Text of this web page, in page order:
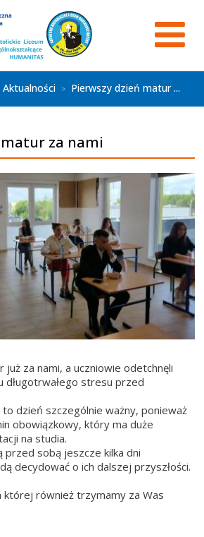
Aktualności > Pierwszy dzień matur ...
za nami
za nami, a uczniowie odetchnęli
długotrwałego stresu przed
to dzień szczególnie ważny, ponieważ
obowiązkowy, który ma duże
na studia.
przed sobą jeszcze kilka dni
decydować o ich dalszej przyszłości.
której również trzymamy za Was